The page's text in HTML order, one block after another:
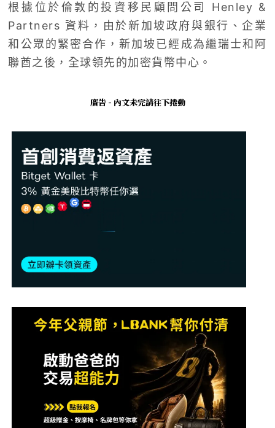
根據位於倫敦的投資移民顧問公司 Henley &
Partners 資料，由於新加坡政府與銀行、企業
和公眾的緊密合作，新加坡已經成為繼瑞士和阿
聯酋之後，全球領先的加密貨幣中心。
廣告 - 內文未完請往下捲動